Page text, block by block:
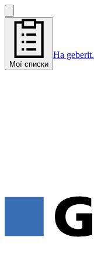
Мої списки
На